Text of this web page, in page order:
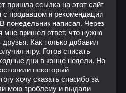
пришла ссылка на этот сайт
продавцом и рекомендации
понедельник написал. Через
мне пришел ответ, что нужно
друзья. Как только добавил
игру. Готов списать
дни в конце недели. Но
некоторый
хочу сказать спасибо за
мою проблему и выдали